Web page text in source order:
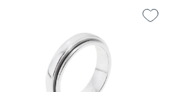
золото 750 пробы